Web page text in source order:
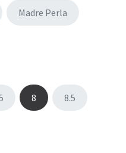
Madre Perla
8 8.5